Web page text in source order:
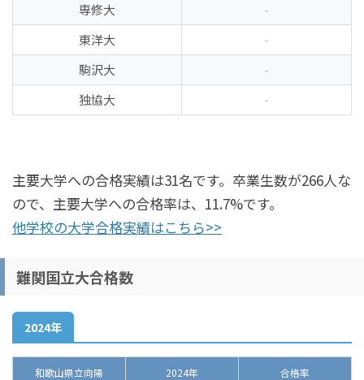
専修大
-
東洋大
-
駒沢大
-
独協大
-
主要大学への合格実績は31名です。卒業生数が266人な
ので、主要大学への合格率は、11.7%です。
他学校の大学合格実績はこちら>>
難関国立大合格数
2024年
和歌山県立向陽 2024年 合格率